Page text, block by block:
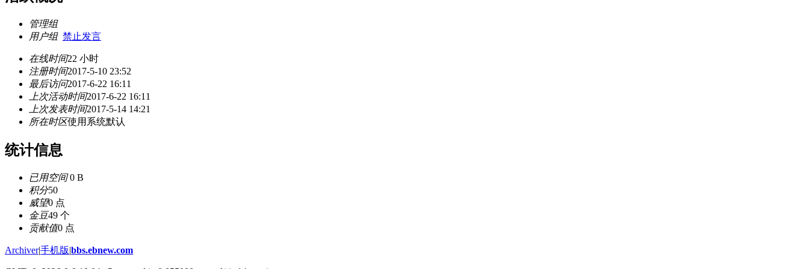
管理组
用户组 禁止发言
在线时间22 小时
注册时间2017-5-10 23:52
最后访问2017-6-22 16:11
上次活动时间2017-6-22 16:11
上次发表时间2017-5-14 14:21
所在时区使用系统默认
统计信息
已用空间0 B
积分50
威望0 点
金豆49 个
贡献值0 点
Archiver|手机版|bbs.ebnew.com